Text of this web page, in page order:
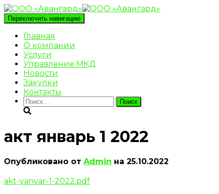
Переключить навигацию
Главная
О компании
Услуги
Управление МКД
Новости
Закупки
Контакты
Найти:
акт январь 1 2022
Опубликовано от Admin на 25.10.2022
akt-yanvar-1-2022.pdf